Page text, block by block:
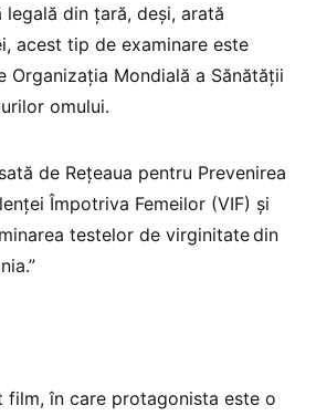
din țară, deși, arată
acest tip de examinare este
Organizația Mondială a Sănătății
omului.
de Rețeaua pentru Prevenirea
Împotriva Femeilor (VIF) și
testelor de virginitate din
film, în care protagonista este o